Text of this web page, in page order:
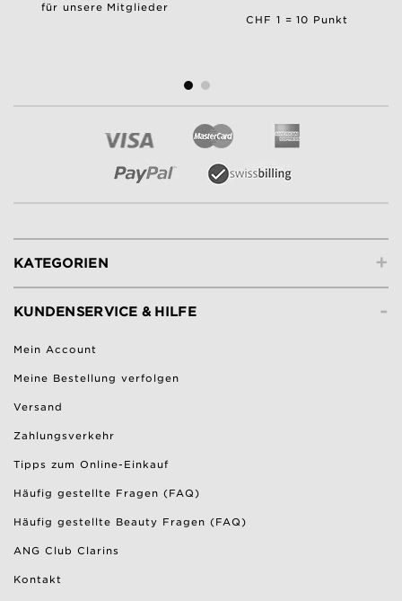
für unsere Mitglieder
CHF 1 = 10 Punkt
+
KATEGORIEN
-
KUNDENSERVICE & HILFE
Mein Account
Meine Bestellung verfolgen
Versand
Zahlungsverkehr
Tipps zum Online-Einkauf
Häufig gestellte Fragen (FAQ)
Häufig gestellte Beauty Fragen (FAQ)
ANG Club Clarins
Kontakt